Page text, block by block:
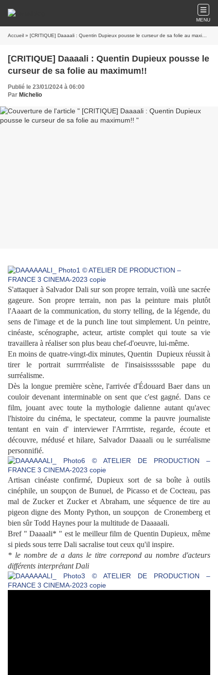
MENU
Accueil » [CRITIQUE] Daaaali : Quentin Dupieux pousse le curseur de sa folie au maximum!!
[CRITIQUE] Daaaali : Quentin Dupieux pousse le
curseur de sa folie au maximum!!
Publié le 23/01/2024 à 06:00
Par Michelio
S'attaquer à Salvador Dali sur son propre terrain, voilà une sacrée
gageure. Son propre terrain, non pas la peinture mais plutôt
l'Aaaart de la communication, du storry telling, de la légende, du
sens de l'image et de la punch line tout simplement. Un peintre,
cinéaste, scénographe, acteur, artiste complet qui toute sa vie
travaillera à réaliser son plus beau chef-d'oeuvre, lui-même.
En moins de quatre-vingt-dix minutes, Quentin Dupieux réussit à
tirer le portrait surrrrréaliste de l'insaisisssssable pape du
surréalisme.
Dès la longue première scène, l'arrivée d'Édouard Baer dans un
couloir devenant interminable on sent que c'est gagné. Dans ce
film, jouant avec toute la mythologie dalienne autant qu'avec
l'histoire du cinéma, le spectateur, comme la pauvre journaliste
tentant en vain d' interviewer l'Arrrrtiste, regarde, écoute et
découvre, médusé et hilare, Salvador Daaaali ou le surréalisme
personnifié.
Artisan cinéaste confirmé, Dupieux sort de sa boîte à outils
cinéphile, un soupçon de Bunuel, de Picasso et de Cocteau, pas
mal de Zucker et Zucker et Abraham, une séquence de tire au
pigeon digne des Monty Python, un soupçon de Cronemberg et
bien sûr Todd Haynes pour la multitude de Daaaaali.
Bref " Daaaali* " est le meilleur film de Quentin Dupieux, même
si pieds sous terre Dali sacralise tout ceux qu'il inspire.
* le nombre de a dans le titre correpond au nombre d'acteurs
différents interprétant Dali